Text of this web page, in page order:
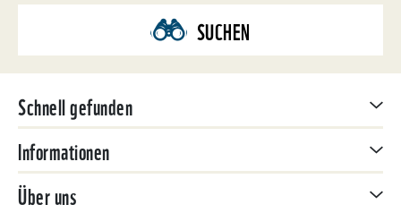
SUCHEN
Schnell gefunden
Informationen
Über uns